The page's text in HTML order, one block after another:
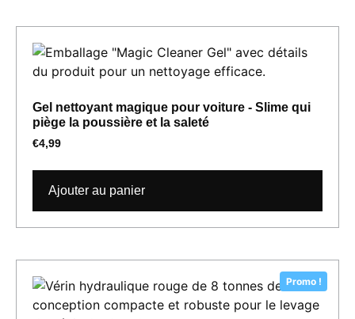
Gel nettoyant magique pour voiture - Slime qui
piège la poussière et la saleté
€4,99
Ajouter au panier
Promo !